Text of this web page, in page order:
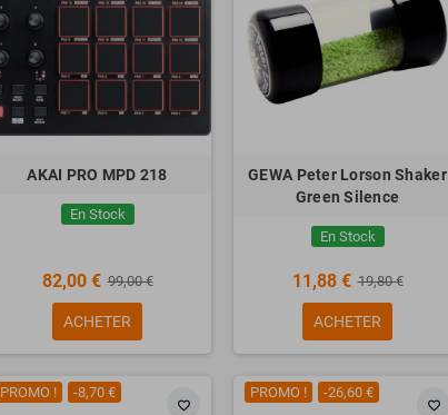
AKAI PRO MPD 218
En Stock
82,00 € 99,00 €
ACHETER
GEWA Peter Lorson Shaker
Green Silence
En Stock
11,88 € 19,80 €
ACHETER
favorite_border
PROMO ! -8,70 €
favorite_border
PROMO ! -26,60 €